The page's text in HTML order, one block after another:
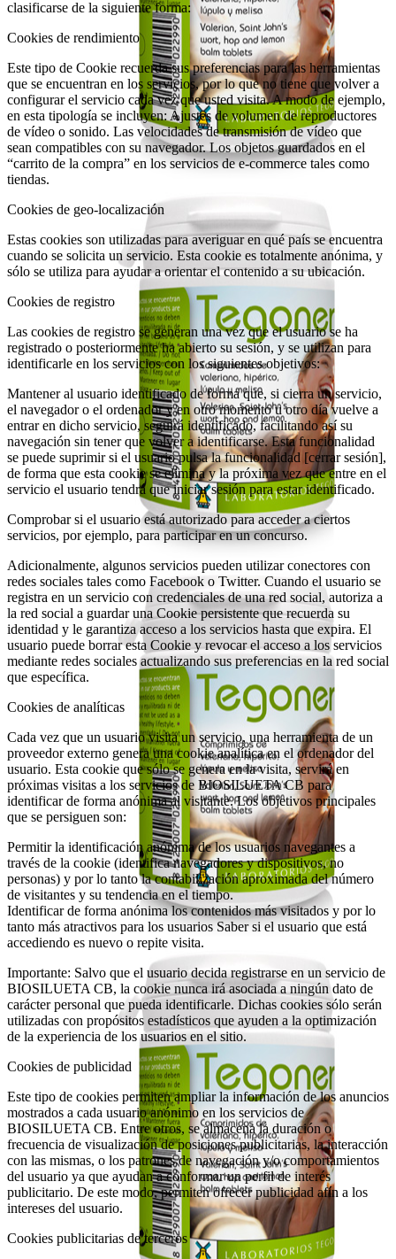
clasificarse de la siguiente forma:
Cookies de rendimiento
Este tipo de Cookie recuerda sus preferencias para las herramientas
que se encuentran en los servicios, por lo que no tiene que volver a
configurar el servicio cada vez que usted visita. A modo de ejemplo,
en esta tipología se incluyen: Ajustes de volumen de reproductores
de vídeo o sonido. Las velocidades de transmisión de vídeo que
sean compatibles con su navegador. Los objetos guardados en el
“carrito de la compra” en los servicios de e-commerce tales como
tiendas.
Cookies de geo-localización
Estas cookies son utilizadas para averiguar en qué país se encuentra
cuando se solicita un servicio. Esta cookie es totalmente anónima, y
sólo se utiliza para ayudar a orientar el contenido a su ubicación.
Cookies de registro
Las cookies de registro se generan una vez que el usuario se ha
registrado o posteriormente ha abierto su sesión, y se utilizan para
identificarle en los servicios con los siguientes objetivos:
Mantener al usuario identificado de forma que, si cierra un servicio,
el navegador o el ordenador y en otro momento u otro día vuelve a
entrar en dicho servicio, seguirá identificado, facilitando así su
navegación sin tener que volver a identificarse. Esta funcionalidad
se puede suprimir si el usuario pulsa la funcionalidad [cerrar sesión],
de forma que esta cookie se elimina y la próxima vez que entre en el
servicio el usuario tendrá que iniciar sesión para estar identificado.
Comprobar si el usuario está autorizado para acceder a ciertos
servicios, por ejemplo, para participar en un concurso.
Adicionalmente, algunos servicios pueden utilizar conectores con
redes sociales tales como Facebook o Twitter. Cuando el usuario se
registra en un servicio con credenciales de una red social, autoriza a
la red social a guardar una Cookie persistente que recuerda su
identidad y le garantiza acceso a los servicios hasta que expira. El
usuario puede borrar esta Cookie y revocar el acceso a los servicios
mediante redes sociales actualizando sus preferencias en la red social
que específica.
Cookies de analíticas
Cada vez que un usuario visita un servicio, una herramienta de un
proveedor externo genera una cookie analítica en el ordenador del
usuario. Esta cookie que sólo se genera en la visita, servirá en
próximas visitas a los servicios de BIOSILUETA CB para
identificar de forma anónima al visitante. Los objetivos principales
que se persiguen son:
Permitir la identificación anónima de los usuarios navegantes a
través de la cookie (identifica navegadores y dispositivos, no
personas) y por lo tanto la contabilización aproximada del número
de visitantes y su tendencia en el tiempo.
Identificar de forma anónima los contenidos más visitados y por lo
tanto más atractivos para los usuarios Saber si el usuario que está
accediendo es nuevo o repite visita.
Importante: Salvo que el usuario decida registrarse en un servicio de
BIOSILUETA CB, la cookie nunca irá asociada a ningún dato de
carácter personal que pueda identificarle. Dichas cookies sólo serán
utilizadas con propósitos estadísticos que ayuden a la optimización
de la experiencia de los usuarios en el sitio.
Cookies de publicidad
Este tipo de cookies permiten ampliar la información de los anuncios
mostrados a cada usuario anónimo en los servicios de
BIOSILUETA CB. Entre otros, se almacena la duración o
frecuencia de visualización de posiciones publicitarias, la interacción
con las mismas, o los patrones de navegación y/o comportamientos
del usuario ya que ayudan a conformar un perfil de interés
publicitario. De este modo, permiten ofrecer publicidad afín a los
intereses del usuario.
Cookies publicitarias de terceros